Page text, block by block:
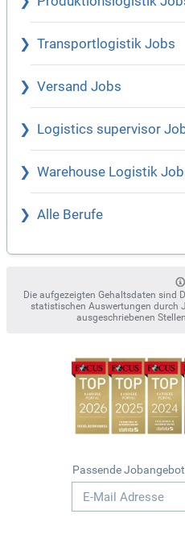
Transportlogistik Jobs
Versand Jobs
Logistics supervisor
Warehouse Logistik
Alle Berufe
Die aufgezeigten Gehaltsdaten sind
statistischen Auswertungen durch
ausgeschriebenen
Passende